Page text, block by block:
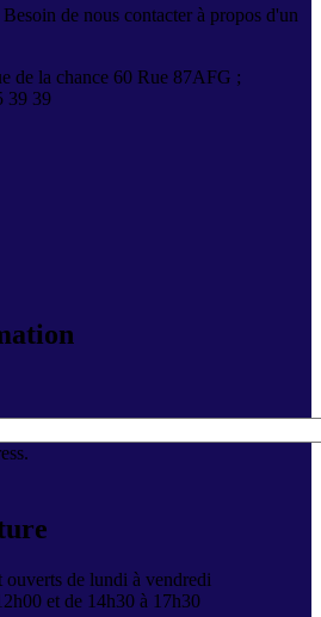
de nous contacter à propos d'un
de la chance 60 Rue 87AFG ;
39 39
de lundi à vendredi
et de 14h30 à 17h30